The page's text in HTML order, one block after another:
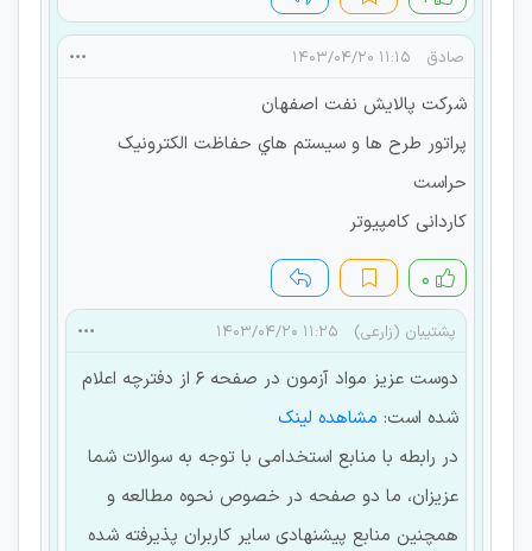
صادق ۱۱:۱۵ ۱۴۰۳/۰۴/۲۰
شرکت پالایش نفت اصفهان
پراتور طرح ها و سیستم هاي حفاظت الکترونیک
حراست
کاردانی کامپیوتر
۰
پشتیبان (زارعی) ۱۱:۲۵ ۱۴۰۳/۰۴/۲۰
دوست عزیز مواد آزمون در صفحه 6 از دفترچه اعلام
شده است: مشاهده لینک
در رابطه با منابع استخدامی با توجه به سوالات شما
عزیزان، ما دو صفحه در خصوص نحوه مطالعه و
همچنین منابع پیشنهادی سایر کاربران پذیرفته شده